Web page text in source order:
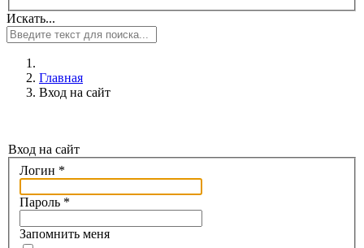
Искать...
Главная
Вход на сайт
Вход на сайт
Логин *
Пароль *
Запомнить меня